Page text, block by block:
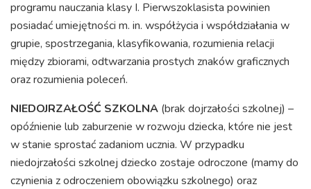
programu nauczania klasy I. Pierwszoklasista powinien
posiadać umiejętności m. in. współżycia i współdziałania w
grupie, spostrzegania, klasyfikowania, rozumienia relacji
między zbiorami, odtwarzania prostych znaków graficznych
oraz rozumienia poleceń.
NIEDOJRZAŁOŚĆ SZKOLNA (brak dojrzałości szkolnej) –
opóźnienie lub zaburzenie w rozwoju dziecka, które nie jest
w stanie sprostać zadaniom ucznia. W przypadku
niedojrzałości szkolnej dziecko zostaje odroczone (mamy do
czynienia z odroczeniem obowiązku szkolnego) oraz